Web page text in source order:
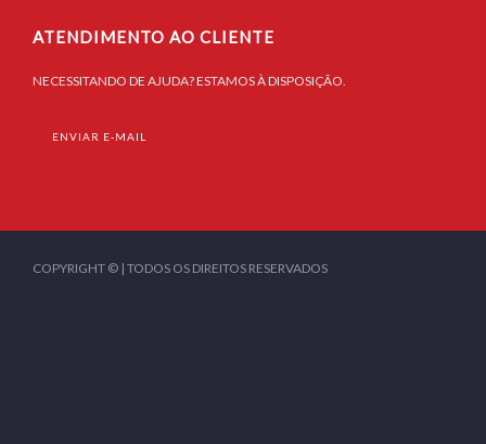
ATENDIMENTO AO CLIENTE
NECESSITANDO DE AJUDA? ESTAMOS À DISPOSIÇÃO.
ENVIAR E-MAIL
COPYRIGHT © | TODOS OS DIREITOS RESERVADOS